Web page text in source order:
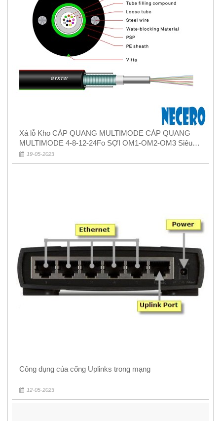
Xả lỗ Kho CÁP QUANG MULTIMODE CÁP QUANG
MULTIMODE 4-8-12-24Fo SỢI OM1-OM2-OM3 Siêu
Rẻ 5k
19-05-2023
Công dụng của cổng Uplinks trong mạng
12-05-2023